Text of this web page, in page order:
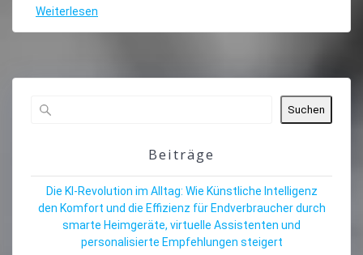
Weiterlesen
Suchen
Beiträge
Die KI-Revolution im Alltag: Wie Künstliche Intelligenz
den Komfort und die Effizienz für Endverbraucher durch
smarte Heimgeräte, virtuelle Assistenten und
personalisierte Empfehlungen steigert